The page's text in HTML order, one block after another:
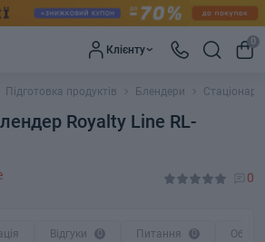
Клієнту
0
Підготовка продуктів Блендери
Royalty Line RL-
0
Відгуки 0 Питання 0 Обмін